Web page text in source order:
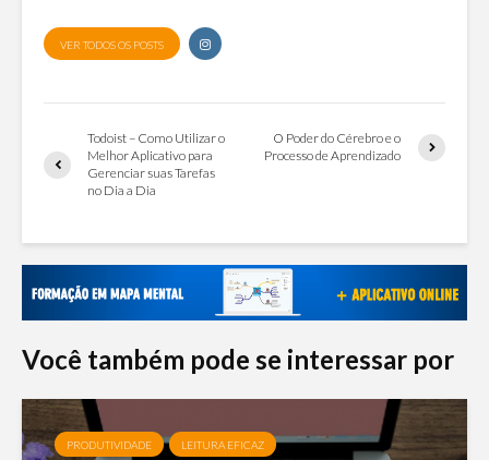
VER TODOS OS POSTS
Todoist – Como Utilizar o
Melhor Aplicativo para
Gerenciar suas Tarefas
no Dia a Dia
O Poder do Cérebro e o
Processo de Aprendizado
Você também pode se interessar por
PRODUTIVIDADE LEITURA EFICAZ